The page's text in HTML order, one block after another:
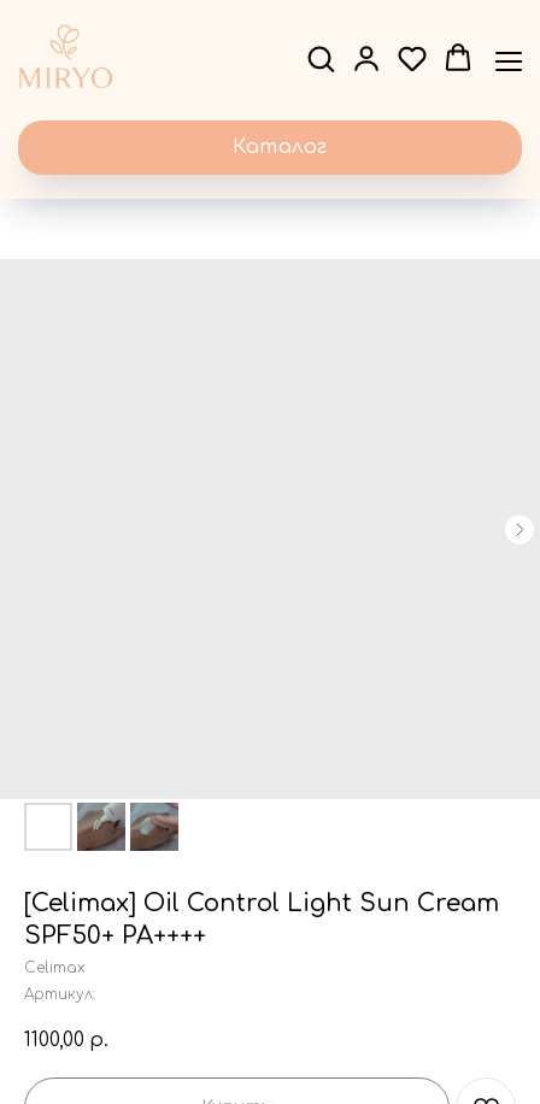
Каталог
[Celimax] Oil Control Light Sun Cream
SPF50+ PA++++
Celimax
Артикул:
1100,00 р.